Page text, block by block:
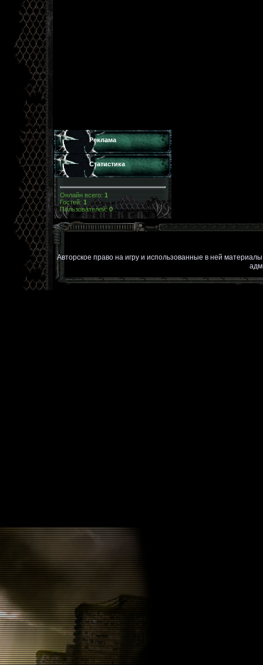
Реклама
Статистика
Онлайн всего: 1
Гостей: 1
Пользователей:0
Авторское право на игру и использованные в ней